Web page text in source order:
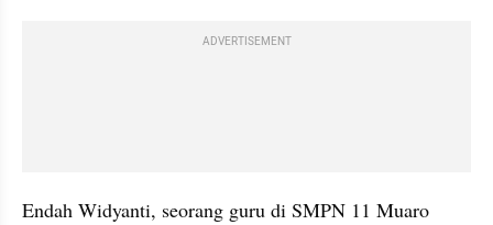
ADVERTISEMENT
Endah Widyanti, seorang guru di SMPN 11 Muaro